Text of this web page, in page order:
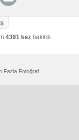
4391 kez bakıldı.
Fazla Fotoğraf